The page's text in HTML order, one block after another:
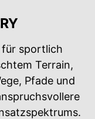
sportlich
Terrain,
Pfade und